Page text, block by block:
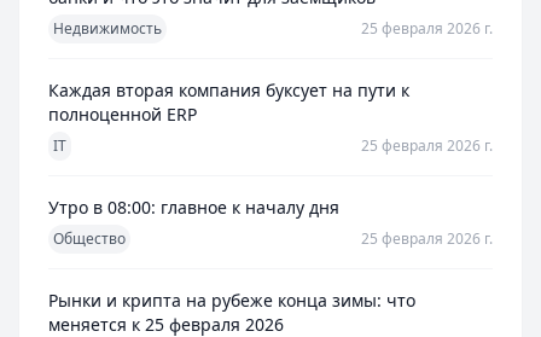
Недвижимость 25 февраля 2026 г.
Каждая вторая компания буксует на пути к
полноценной ERP
IT 25 февраля 2026 г.
Утро в 08:00: главное к началу дня
Общество 25 февраля 2026 г.
Рынки и крипта на рубеже конца зимы: что
меняется к 25 февраля 2026